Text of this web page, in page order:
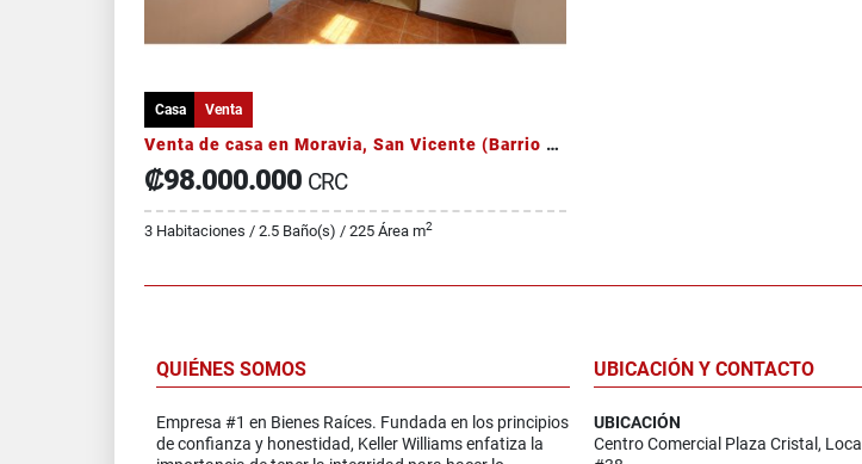
Casa Venta
Venta de casa en Moravia, San Vicente (Barrio Los Robles)
₡98.000.000 CRC
3 Habitaciones / 2.5 Baño(s) / 225 Área m2
QUIÉNES SOMOS
Empresa #1 en Bienes Raíces. Fundada en los principios
de confianza y honestidad, Keller Williams enfatiza la
UBICACIÓN Y CONTACTO
UBICACIÓN
Centro Comercial Plaza Cristal, Local